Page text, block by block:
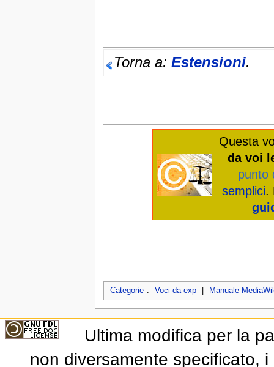
Torna a: Estensioni.
Questa
da voi
punto
semplici.
Categorie : Voci da exp Manuale
Ultima modifica per la
non diversamente specificato,